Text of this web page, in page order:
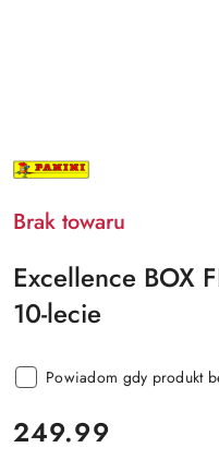
NAZWA
PRODUCENTA:
Brak towaru
Excellence BOX
10-lecie
Powiadom gdy produkt
cena:
249.99